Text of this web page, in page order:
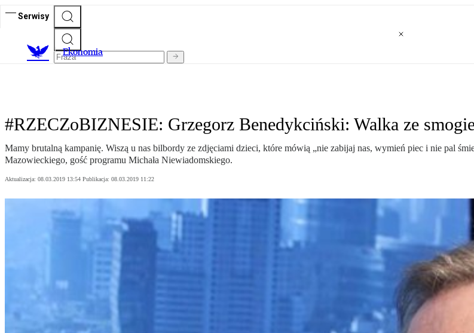
Serwisy
Ekonomia
#RZECZoBIZNESIE: Grzegorz Benedykciński: Walka ze
Mamy brutalną kampanię. Wiszą u nas bilbordy ze zdjęciami dzieci, które mówią „nie zabijaj nas, wymień piec i nie pal
Mazowieckiego, gość programu Michała Niewiadomskiego.
Aktualizacja: 08.03.2019 13:54 Publikacja: 08.03.2019 11:22